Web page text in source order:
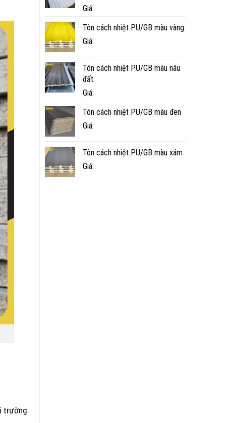
trường.
BAO
Giá:
Tôn cách nhiệt PU/GB màu vàng
Giá:
Tôn cách nhiệt PU/GB màu nâu
đất
Giá:
Tôn cách nhiệt PU/GB màu đen
Giá:
Tôn cách nhiệt PU/GB màu xám
Giá: